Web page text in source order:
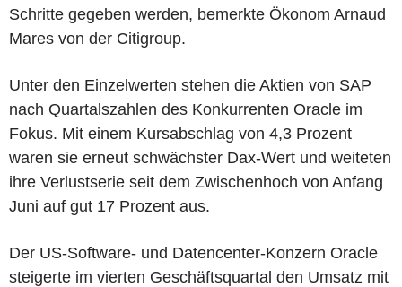
Schritte gegeben werden, bemerkte Ökonom Arnaud
Mares von der Citigroup.
Unter den Einzelwerten stehen die Aktien von SAP
nach Quartalszahlen des Konkurrenten Oracle im
Fokus. Mit einem Kursabschlag von 4,3 Prozent
waren sie erneut schwächster Dax-Wert und weiteten
ihre Verlustserie seit dem Zwischenhoch von Anfang
Juni auf gut 17 Prozent aus.
Der US-Software- und Datencenter-Konzern Oracle
steigerte im vierten Geschäftsquartal den Umsatz mit